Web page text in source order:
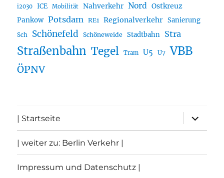
i2030 ICE Mobilität Nahverkehr Nord Ostkreuz
Pankow Potsdam RE1 Regionalverkehr Sanierung
Sch Schönefeld Schöneweide Stadtbahn Stra
Straßenbahn Tegel Tram U5 U7 VBB
ÖPNV
| Startseite
öffnen
| weiter zu: Berlin Verkehr |
Impressum und Datenschutz |